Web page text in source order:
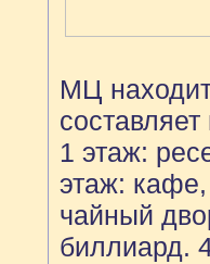
МЦ
1 этаж:
этаж:
чайный
биллиард.